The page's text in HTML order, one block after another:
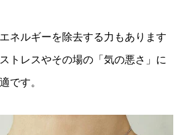
ネルギーを除去する力もあります
トレスやその場の「気の悪さ」に
です。